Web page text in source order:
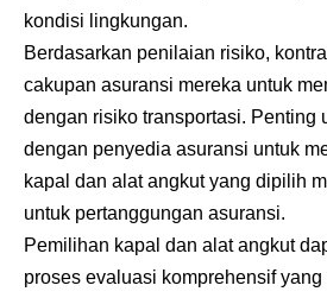
kondisi lingkungan.
Berdasarkan penilaian risiko,
cakupan asuransi mereka untuk
dengan risiko transportasi. Penting
dengan penyedia asuransi untuk
kapal dan alat angkut yang dipilih
untuk pertanggungan asuransi.
Pemilihan kapal dan alat angkut
proses evaluasi komprehensif yang